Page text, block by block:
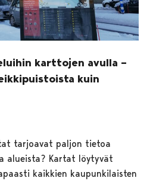
karttojen avulla –
kuin
tarjoavat paljon tietoa
alueista? Kartat löytyvät
kaikkien kaupunkilaisten